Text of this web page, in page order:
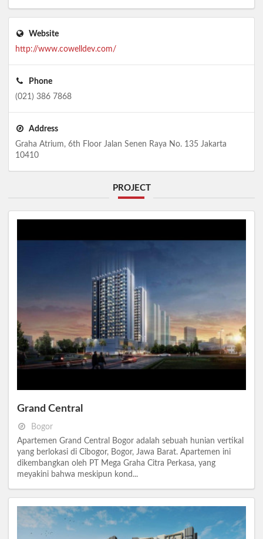
Website
http://www.cowelldev.com/
Phone
(021) 386 7868
Address
Graha Atrium, 6th Floor Jalan Senen Raya No. 135 Jakarta
10410
PROJECT
Grand Central
Bogor
Apartemen Grand Central Bogor adalah sebuah hunian vertikal
yang berlokasi di Cibogor, Bogor, Jawa Barat. Apartemen ini
dikembangkan oleh PT Mega Graha Citra Perkasa, yang
meyakini bahwa meskipun kond...